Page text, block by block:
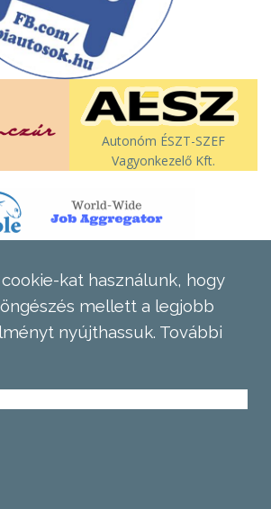
Autonóm ÉSZT-SZEF
Vagyonkezelő Kft.
kat használunk, hogy
mellett a legjobb
nyújthassuk. További